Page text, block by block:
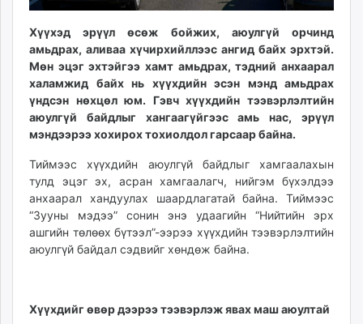
ergelt.mn
zarig.mn
today.mn
zuv.mn
ugluu.mn
urlag.mn
shudarga.mn
shuurhai.mn
unuudur.mn
isee.mn
itoim.mn
Хүүхэд эрүүл өсөж бойжих, аюулгүй орчинд
амьдрах, аливаа хүчирхийллээс ангид байх эрхтэй.
Мөн эцэг эхтэйгээ хамт амьдрах, тэдний анхаарал
халамжид байх нь хүүхдийн эсэн мэнд амьдрах
үндсэн нөхцөл юм. Гэвч хүүхдийн тээвэрлэлтийн
аюулгүй байдлыг хангаагүйгээс амь нас, эрүүл
мэндээрээ хохирох тохиолдол гарсаар байна.
Тиймээс хүүхдийн аюулгүй байдлыг хамгаалахын
тулд эцэг эх, асран хамгаалагч, нийгэм бүхэлдээ
анхаарал хандуулах шаардлагатай байна. Тиймээс
“Зууны мэдээ” сонин энэ удаагийн “Нийтийн эрх
ашгийн төлөөх бүтээл”-ээрээ хүүхдийн тээвэрлэлтийн
аюулгүй байдал сэдвийг хөндөж байна.
Хүүхдийг өвөр дээрээ тээвэрлэж явах маш аюултай